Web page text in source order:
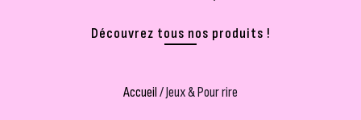
Découvrez tous nos produits !
Accueil/ Jeux & Pour rire